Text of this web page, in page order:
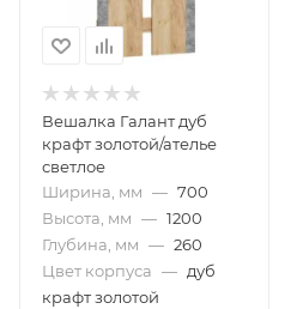
Вешалка Галант дуб
крафт золотой/ателье
светлое
Ширина, мм — 700
Высота, мм — 1200
Глубина, мм — 260
Цвет корпуса — дуб
крафт золотой